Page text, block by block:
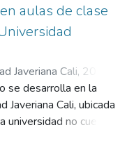
aulas de clase
Javeriana Cali, 2021
David;Barrera
;Ruiz Romero,
Jaime Andrés
se desarrolla en la
Javeriana Cali, ubicada
universidad no cuenta